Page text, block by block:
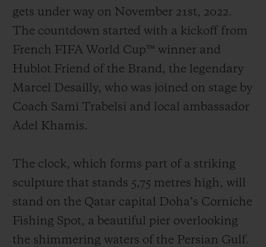
gets under way on November 21st, 2022.
The countdown started with a kickoff from
French FIFA World Cup™ winner and
Hublot Friend of the Brand, the legendary
Marcel Desailly, who was joined on stage by
Coach Sami Trabelsi and local ambassador
Adel Khamis.
The clock, which forms part of a striking
sculpture that stands 5,75 metres high, will
stand on the Qatar capital Doha’s Corniche
Fishing Spot, a beautiful pier overlooking
the shimmering waters of the Persian Gulf.
부티크 검색